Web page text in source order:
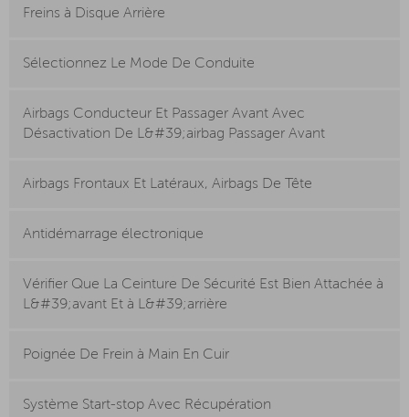
Freins à Disque Arrière
Sélectionnez Le Mode De Conduite
Airbags Conducteur Et Passager Avant Avec
Désactivation De L&#39;airbag Passager Avant
Airbags Frontaux Et Latéraux, Airbags De Tête
Antidémarrage électronique
Vérifier Que La Ceinture De Sécurité Est Bien Attachée à
L&#39;avant Et à L&#39;arrière
Poignée De Frein à Main En Cuir
Système Start-stop Avec Récupération